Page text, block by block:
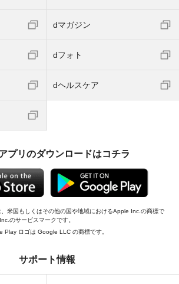
dマガジン
dフォト
dヘルスケア
プリのダウンロードはコチラ
米国もしくはその他の国や地域におけるApple Inc.の商標で
のサービスマークです。
Play ロゴは Google LLC の商標です。
サポート情報